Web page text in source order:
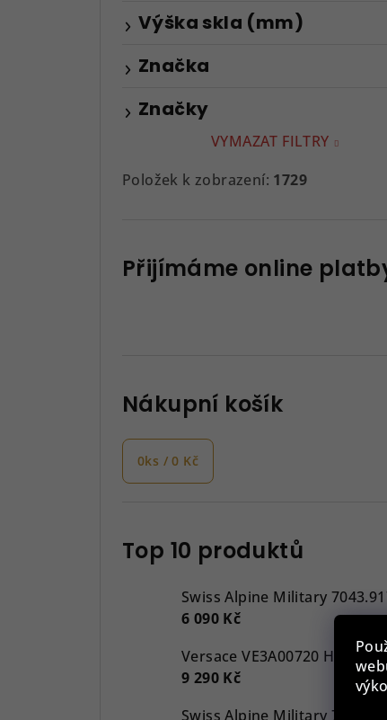
Značky
Výška skla (mm)
Značka
VYMAZAT FILTRY
Položek k zobrazení: 1729
Přijímáme online
Nákupní košík
0ks /0 Kč
Top 10 produktů
Swiss Alpine Military
6 090 Kč
9 290 Kč